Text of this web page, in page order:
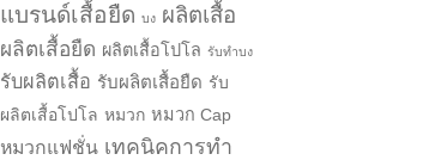
แบรนด์เสื้อยืด บง ผลิตเสื้อ
ผลิตเสื้อยืด ผลิตเสื้อโปโล รับทำบง
รับผลิตเสื้อ รับผลิตเสื้อยืด รับ
ผลิตเสื้อโปโล หมวก หมวก Cap
หมวกแฟชั่น เทคนิคการทำ